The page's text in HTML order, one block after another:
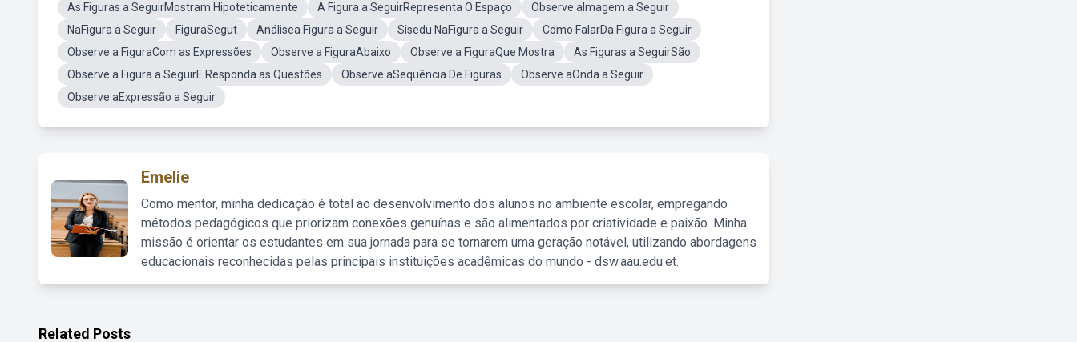
As Figuras a SeguirMostram Hipoteticamente
A Figura a SeguirRepresenta O Espaço
Observe aImagem a Seguir
NaFigura a Seguir
FiguraSegut Análisea Figura a Seguir Sisedu NaFigura a Seguir
Como FalarDa Figura a Seguir
Observe a FiguraCom as Expressões
Observe a FiguraAbaixo Observe a FiguraQue Mostra
As Figuras a SeguirSão
Observe a Figura a SeguirE Responda as Questões
Observe aSequência De Figuras
Observe aOnda a Seguir
Observe aExpressão a Seguir
Emelie
Como mentor, minha dedicação é total ao desenvolvimento dos alunos no ambiente escolar, empregando
métodos pedagógicos que priorizam conexões genuínas e são alimentados por criatividade e paixão. Minha
missão é orientar os estudantes em sua jornada para se tornarem uma geração notável, utilizando abordagens
educacionais reconhecidas pelas principais instituições acadêmicas do mundo - dsw.aau.edu.et.
Related Posts